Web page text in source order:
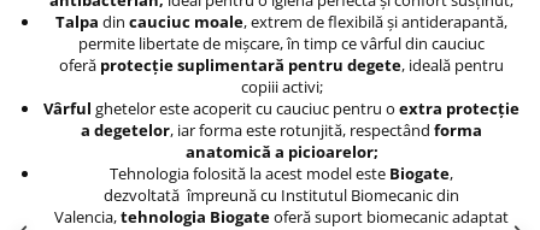
Talpa din cauciuc moale, extrem de flexibilă și antiderapantă,
permite libertate de mișcare, în timp ce vârful din cauciuc
oferă protecție suplimentară pentru degete, ideală pentru
copiii activi;
Vârful ghetelor este acoperit cu cauciuc pentru o extra protecţie
a degetelor, iar forma este rotunjită, respectând forma
anatomică a picioarelor;
Tehnologia folosită la acest model este Biogate,
dezvoltată împreună cu Institutul Biomecanic din
Valencia,tehnologia Biogateoferă suport biomecanic adaptat